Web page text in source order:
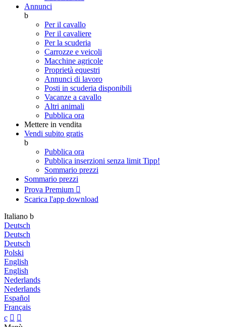
Annunci
b
Per il cavallo
Per il cavaliere
Per la scuderia
Carrozze e veicoli
Macchine agricole
Proprietà equestri
Annunci di lavoro
Posti in scuderia disponibili
Vacanze a cavallo
Altri animali
Pubblica ora
Mettere in vendita
Vendi subito gratis
b
Pubblica ora
Pubblica inserzioni senza limit Tipp!
Sommario prezzi
Sommario prezzi
Prova Premium 
Scarica l'app download
Italiano b
Deutsch
Deutsch
Deutsch
Polski
English
English
Nederlands
Nederlands
Español
Français
c  